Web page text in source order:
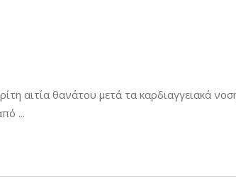
αιτία θανάτου μετά τα καρδιαγγειακά